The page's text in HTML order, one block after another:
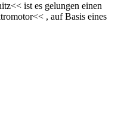
ist es gelungen einen
, auf Basis eines